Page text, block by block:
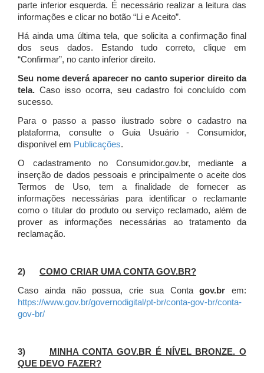
parte inferior esquerda. É necessário realizar a leitura das
informações e clicar no botão “Li e Aceito”.
Há ainda uma última tela, que solicita a confirmação final
dos seus dados. Estando tudo correto, clique em
“Confirmar”, no canto inferior direito.
Seu nome deverá aparecer no canto superior direito da
tela. Caso isso ocorra, seu cadastro foi concluído com
sucesso.
Para o passo a passo ilustrado sobre o cadastro na
plataforma, consulte o Guia Usuário - Consumidor,
disponível em Publicações.
O cadastramento no Consumidor.gov.br, mediante a
inserção de dados pessoais e principalmente o aceite dos
Termos de Uso, tem a finalidade de fornecer as
informações necessárias para identificar o reclamante
como o titular do produto ou serviço reclamado, além de
prover as informações necessárias ao tratamento da
reclamação.
2) COMO CRIAR UMA CONTA GOV.BR?
Caso ainda não possua, crie sua Contagov.br em:
https://www.gov.br/governodigital/pt-br/conta-gov-br/conta-
gov-br/
3)
MINHA CONTA GOV.BR É NÍVEL BRONZE. O
QUE DEVO FAZER?